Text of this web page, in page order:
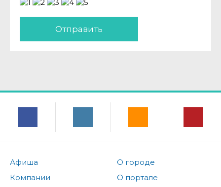
Отправить
Афиша
Компании
О городе
О портале